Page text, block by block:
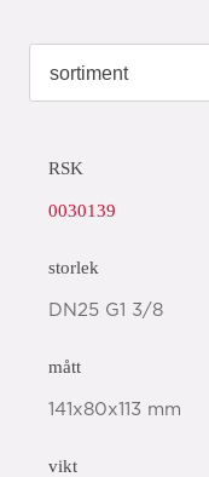
RSK
0030139
storlek
DN25 G1 3/8
mått
141x80x113 mm
vikt